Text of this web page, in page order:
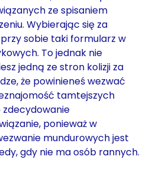
ze spisaniem
Wybierając się za
sobie taki formularz w
To jednak nie
jedną ze stron kolizji za
że powinieneś wezwać
tamtejszych
zdecydowanie
ponieważ w
mundurowych jest
gdy nie ma osób rannych.